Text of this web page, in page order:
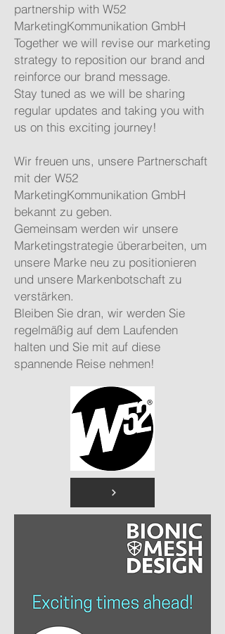
partnership with W52
MarketingKommunikation GmbH
Together we will revise our marketing
strategy to reposition our brand and
reinforce our brand message.
Stay tuned as we will be sharing
regular updates and taking you with
us on this exciting journey!
Wir freuen uns, unsere Partnerschaft
mit der W52
MarketingKommunikation GmbH
bekannt zu geben.
Gemeinsam werden wir unsere
Marketingstrategie überarbeiten, um
unsere Marke neu zu positionieren
und unsere Markenbotschaft zu
verstärken.
Bleiben Sie dran, wir werden Sie
regelmäßig auf dem Laufenden
halten und Sie mit auf diese
spannende Reise nehmen!